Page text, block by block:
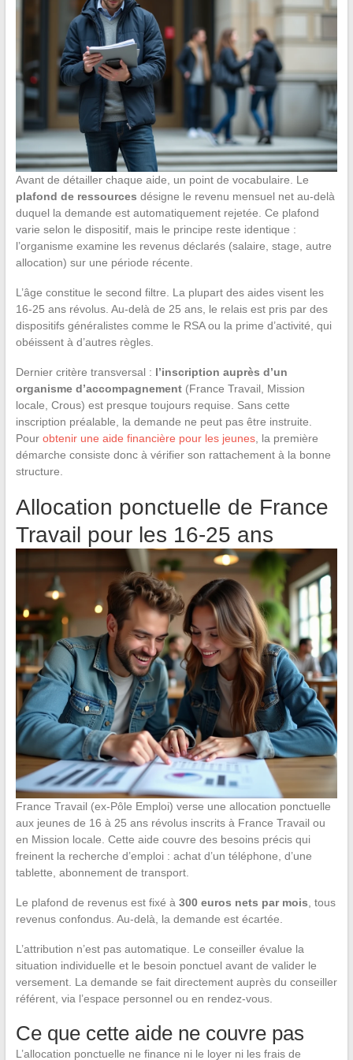
Avant de détailler chaque aide, un point de vocabulaire. Le
plafond de ressources désigne le revenu mensuel net au-delà
duquel la demande est automatiquement rejetée. Ce plafond
varie selon le dispositif, mais le principe reste identique :
l’organisme examine les revenus déclarés (salaire, stage, autre
allocation) sur une période récente.
L’âge constitue le second filtre. La plupart des aides visent les
16-25 ans révolus. Au-delà de 25 ans, le relais est pris par des
dispositifs généralistes comme le RSA ou la prime d’activité, qui
obéissent à d’autres règles.
Dernier critère transversal : l’inscription auprès d’un
organisme d’accompagnement(France Travail, Mission
locale, Crous) est presque toujours requise. Sans cette
inscription préalable, la demande ne peut pas être instruite.
Pour obtenir une aide financière pour les jeunes, la première
démarche consiste donc à vérifier son rattachement à la bonne
structure.
Allocation ponctuelle de France
Travail pour les 16-25 ans
France Travail (ex-Pôle Emploi) verse une allocation ponctuelle
aux jeunes de 16 à 25 ans révolus inscrits à France Travail ou
en Mission locale. Cette aide couvre des besoins précis qui
freinent la recherche d’emploi : achat d’un téléphone, d’une
tablette, abonnement de transport.
Le plafond de revenus est fixé à 300 euros nets par mois, tous
revenus confondus. Au-delà, la demande est écartée.
L’attribution n’est pas automatique. Le conseiller évalue la
situation individuelle et le besoin ponctuel avant de valider le
versement. La demande se fait directement auprès du conseiller
référent, via l’espace personnel ou en rendez-vous.
Ce que cette aide ne couvre pas
L’allocation ponctuelle ne finance ni le loyer ni les frais de